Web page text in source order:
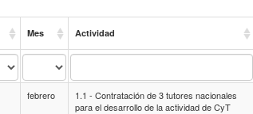
Mes Actividad
febrero
1.1 - Contratación de 3 tutores nacionales
para el desarrollo de la actividad de CyT